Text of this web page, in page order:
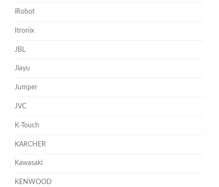
iRobot
Itronix
JBL
Jiayu
Jumper
JVC
K-Touch
KARCHER
Kawasaki
KENWOOD